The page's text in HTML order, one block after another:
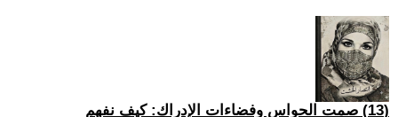
(13) صمت الحواس وفضاءات الإدراك: كيف نفهم